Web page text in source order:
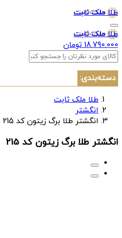
طلا ملک ثابت
طلا ملک ثابت
18.790.000 تومان
دسته‌بندی:
طلا ملک ثابت
انگشتر
انگشتر طلا برگ زیتون کد 215
انگشتر طلا برگ زیتون کد 215